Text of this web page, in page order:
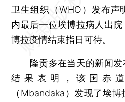
卫生组织（WHO）发布声
内最后一位埃博拉病人出
博拉疫情结束指日可待。
隆贡多在当天的新闻发
结果表明，该国赤
（Mbandaka）发现了埃